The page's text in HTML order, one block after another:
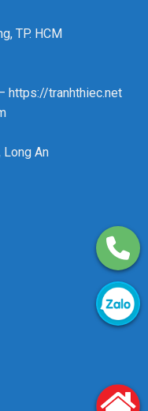
TP. HCM
https://tranhthiec.net
An